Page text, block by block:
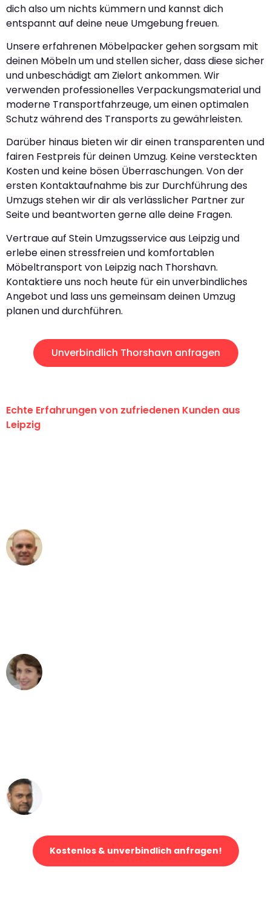
dich also um nichts kümmern und kannst dich
entspannt auf deine neue Umgebung freuen.
Unsere erfahrenen Möbelpacker gehen sorgsam mit
deinen Möbeln um und stellen sicher, dass diese sicher
und unbeschädigt am Zielort ankommen. Wir
verwenden professionelles Verpackungsmaterial und
moderne Transportfahrzeuge, um einen optimalen
Schutz während des Transports zu gewährleisten.
Darüber hinaus bieten wir dir einen transparenten und
fairen Festpreis für deinen Umzug. Keine versteckten
Kosten und keine bösen Überraschungen. Von der
ersten Kontaktaufnahme bis zur Durchführung des
Umzugs stehen wir dir als verlässlicher Partner zur
Seite und beantworten gerne alle deine Fragen.
Vertraue auf Stein Umzugsservice aus Leipzig und
erlebe einen stressfreien und komfortablen
Möbeltransport von Leipzig nach Thorshavn.
Kontaktiere uns noch heute für ein unverbindliches
Angebot und lass uns gemeinsam deinen Umzug
planen und durchführen.
Unverbindlich Thorshavn anfragen
Echte Erfahrungen von zufriedenen Kunden aus
Leipzig
Kostenlos & unverbindlich anfragen!